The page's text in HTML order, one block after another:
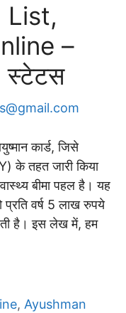
List,
–
स्टेटस
कार्ड, जिसे
के तहत जारी किया
बीमा पहल है। यह
प्रति वर्ष 5 लाख रुपये
है। इस लेख में, हम
, Ayushman